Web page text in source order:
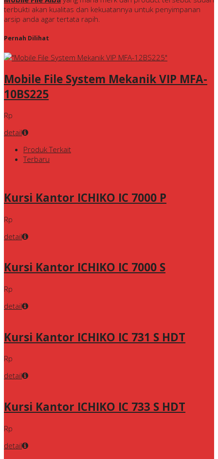
terbukti akan kualitas dan kekuatannya untuk penyimpanan
arsip anda agar tertata rapih.
Pernah Dilihat
Mobile File System Mekanik VIP MFA-
10BS225
Rp
detail
Produk Terkait
Terbaru
Kursi Kantor ICHIKO IC 7000 P
Rp
detail
Kursi Kantor ICHIKO IC 7000 S
Rp
detail
Kursi Kantor ICHIKO IC 731 S HDT
Rp
detail
Kursi Kantor ICHIKO IC 733 S HDT
Rp
detail